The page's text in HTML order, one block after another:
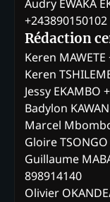
Audry EWAKA
+243890150102
Rédaction
Keren
Keren
Jessy EKAMBO
Badylon
Marcel
Gloire
Guillaume
898914140
Olivier